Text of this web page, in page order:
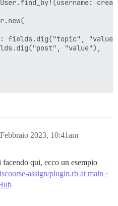
fields.dig("topic",
"value"),
2023, 10:41am
qui, ecco un esempio
assign/plugin.rb at main ·